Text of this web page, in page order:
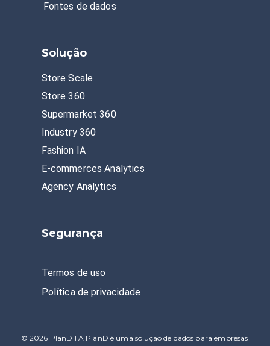
Fontes de dados
Solução
Store Scale
Store 360
Supermarket 360
Industry 360
Fashion IA
E-commerces Analytics
Agency Analytics
Segurança
Termos de uso
Política de privacidade
© 2026 PlanD I A PlanD é uma solução de dados para empresas